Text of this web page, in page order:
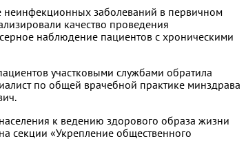
заболеваний в первичном
качество проведения
наблюдение пациентов с хроническими
участковыми службами обратила
по общей врачебной практике минздрава
к ведению здорового образа жизни
секции «Укрепление общественного